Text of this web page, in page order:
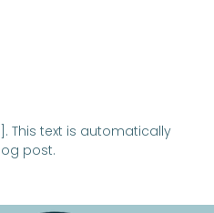
This text is automatically
post.